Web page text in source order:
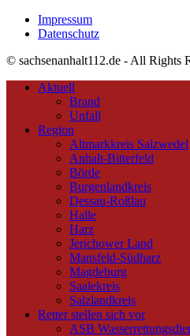
Impressum
Datenschutz
© sachsenanhalt112.de - All Rights
Aktuell
Brand
Unfall
Region
Altmarkkreis Salzwedel
Anhalt-Bitterfeld
Börde
Burgenlandkreis
Dessau-Roßlau
Halle
Harz
Jerichower Land
Mansfeld-Südharz
Magdeburg
Saalekreis
Salzlandkreis
Retter stellen sich vor
ASB